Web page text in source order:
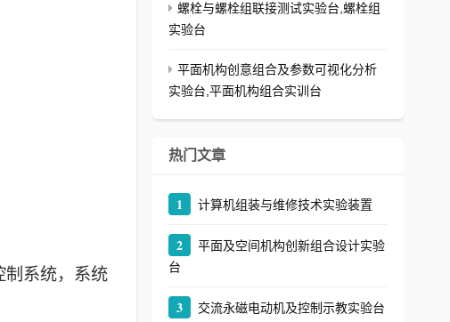
制系统，系统
螺栓与螺栓组联接测试实验台,螺栓组
实验台
平面机构创意组合及参数可视化分析
实验台,平面机构组合实训台
热门文章
1 计算机组装与维修技术实验装置
2
平面及空间机构创新组合设计实验
台
3 交流永磁电动机及控制示教实验台